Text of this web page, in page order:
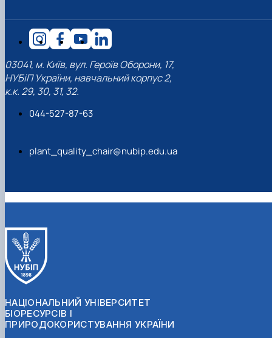
03041, м. Київ, вул. Героїв Оборони, 17,
НУБіП України, навчальний корпус 2,
к.к. 29, 30, 31, 32.
044-527-87-63
plant_quality_chair@nubip.edu.ua
НАЦІОНАЛЬНИЙ УНІВЕРСИТЕТ
БІОРЕСУРСІВ І
ПРИРОДОКОРИСТУВАННЯ УКРАЇНИ